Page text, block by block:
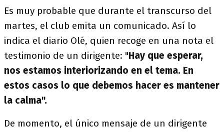
Es muy probable que durante el transcurso del
martes, el club emita un comunicado. Así lo
indica el diario Olé, quien recoge en una nota el
testimonio de un dirigente: "Hay que esperar,
nos estamos interiorizando en el tema. En
estos casos lo que debemos hacer es mantener
la calma".
De momento, el único mensaje de un dirigente